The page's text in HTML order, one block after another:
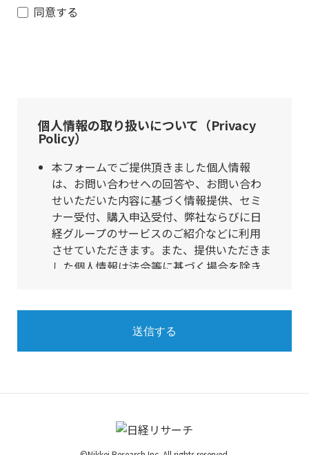
同意する
個人情報の取り扱いについて（Privacy
Policy）
本フォームでご提供頂きました個人情報
は、お問い合わせへの回答や、お問い合わ
せいただいた内容に基づく情報提供、セミ
ナー受付、購入申込受付、弊社ならびに日
経グループのサービスのご紹介などに利用
させていただきます。また、提供いただきま
した個人情報は法令等に基づく場合を除き
定する委託基準を充足する先を選定して委
託を行い、適切な取扱いが行われるよう監
督します。
晃です。ご不明な点はhttps://www.nikkei-